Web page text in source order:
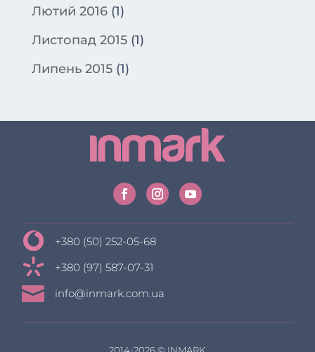
Лютий 2016(1)
Листопад 2015(1)
Липень 2015(1)
+380 (50) 252-05-68
+380 (97) 587-07-31
 info@inmark.com.ua